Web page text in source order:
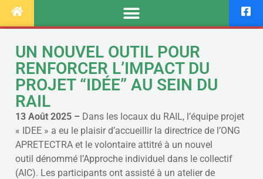
UN NOUVEL OUTIL POUR
RENFORCER L’IMPACT DU
PROJET “IDÉE” AU SEIN DU
RAIL
13 Août 2025 – Dans les locaux du RAIL, l’équipe projet
« IDEE » a eu le plaisir d’accueillir la directrice de l’ONG
APRETECTRA et le volontaire attitré à un nouvel
outil dénommé l’Approche individuel dans le collectif
(AIC). Les participants ont assisté à un atelier de